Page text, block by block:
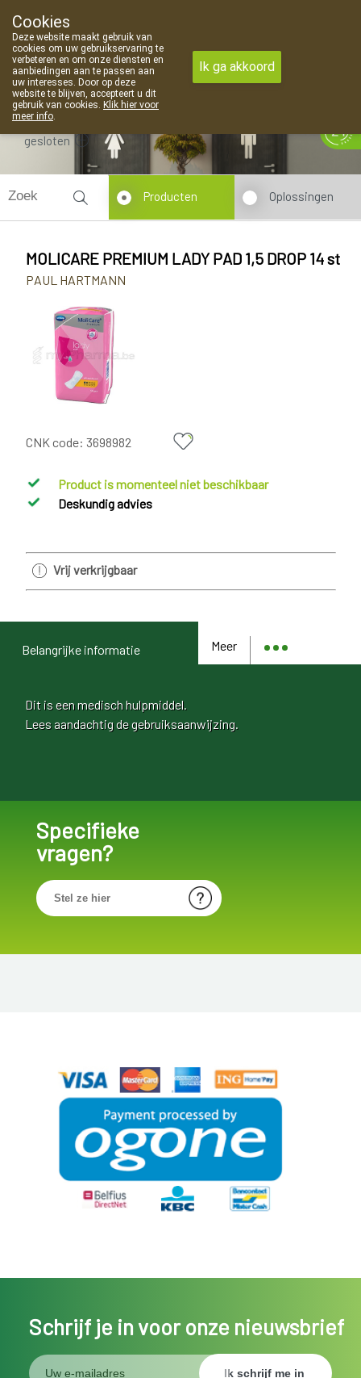
09 373 94 03
gesloten
Producten Oplossingen
MOLICARE PREMIUM LADY PAD 1,5 DROP 14 st
PAUL HARTMANN
CNK code: 3698982
Product is momenteel niet beschikbaar
Deskundig advies
Vrij verkrijgbaar
Meer
Belangrijke informatie
Dit is een medisch hulpmiddel.
Lees aandachtig de gebruiksaanwijzing.
Specifieke
vragen?
Schrijf je in voor onze nieuwsbrief
Cookies
Deze website maakt gebruik van
cookies om uw gebruikservaring te
verbeteren en om onze diensten en
aanbiedingen aan te passen aan
uw interesses. Door op deze
website te blijven, accepteert u dit
gebruik van cookies. Klik hier voor
meer info.
Ik ga akkoord